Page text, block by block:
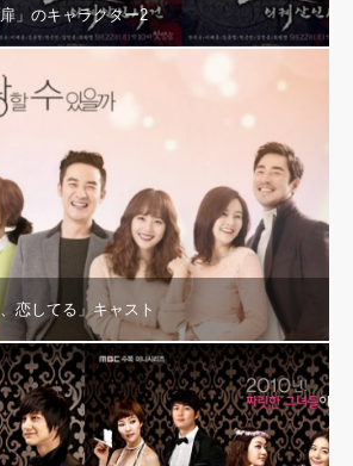
」のキャラクター2
恋してる」キャスト